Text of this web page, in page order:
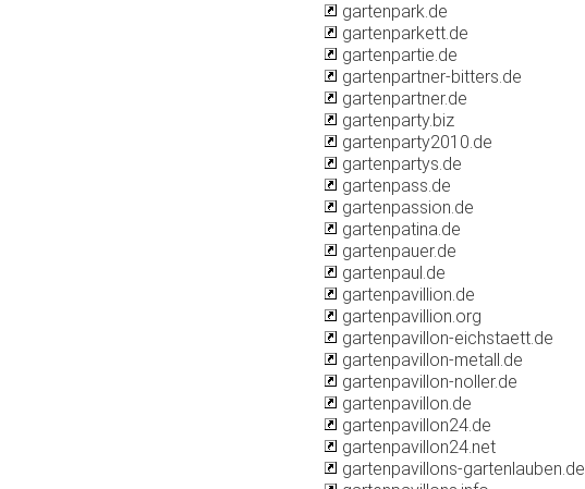
gartenpark.de
gartenparkett.de
gartenpartie.de
gartenpartner-bitters.de
gartenpartner.de
gartenparty.biz
gartenparty2010.de
gartenpartys.de
gartenpass.de
gartenpassion.de
gartenpatina.de
gartenpauer.de
gartenpaul.de
gartenpavillion.de
gartenpavillion.org
gartenpavillon-eichstaett.de
gartenpavillon-metall.de
gartenpavillon-noller.de
gartenpavillon.de
gartenpavillon24.de
gartenpavillon24.net
gartenpavillons-gartenlauben.de